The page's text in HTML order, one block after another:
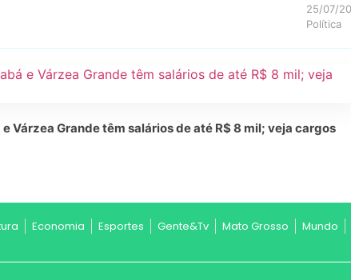
25/07/
Política
Várzea Grande têm salários de até R$ 8 mil; veja cargos
Economia Esportes Gente&Tv Mato Grosso Mundo